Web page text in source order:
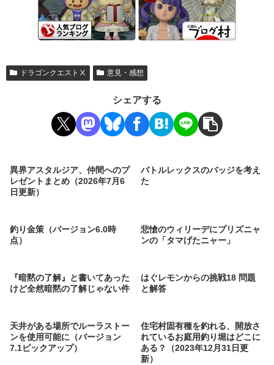
ドラゴンクエストⅩ 意見・感想
シェアする
異界アスタルジア、仲間へのプ
レゼントまとめ（2026年7月6
日更新）
バトルレックスのバッジを考え
た
釣り金策（バージョン6.0時
点）
悲愴のウィリーデにプリズニャ
ンの「タマげたニャー」
『暗黙の了解』と書いてあった
けど全然暗黙の了解じゃない件
はぐレモンからの挑戦18 問題
と解答
天井がある場所でルーラストー
ンを使用可能に（バージョン
7.1ピックアップ）
住宅村固有種を釣れる、開放さ
れているお庭用釣り堀はどこに
ある？（2023年12月31日更
新）